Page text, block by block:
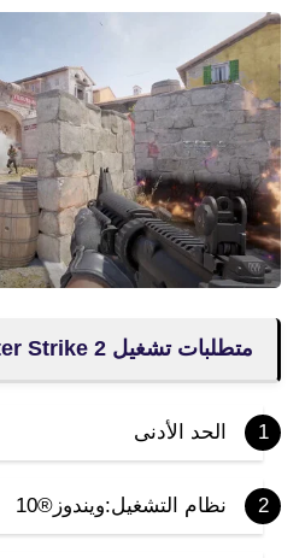
متطلبات تشغيل Counter Strike 2
الحد الأدنى
نظام التشغيل:ويندوز®10